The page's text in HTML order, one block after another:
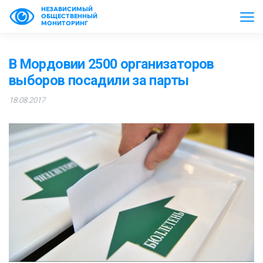
НЕЗАВИСИМЫЙ
ОБЩЕСТВЕННЫЙ
МОНИТОРИНГ
В Мордовии 2500 организаторов
выборов посадили за парты
18.08.2017